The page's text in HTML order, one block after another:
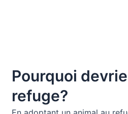
Pourquoi
refuge?